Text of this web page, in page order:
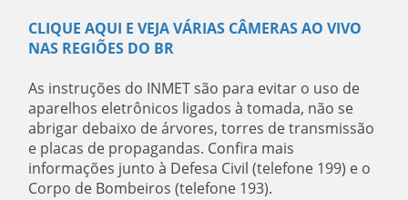
CLIQUE AQUI E VEJA VÁRIAS CÂMERAS AO VIVO
NAS REGIÕES DO BR
As instruções do INMET são para evitar o uso de
aparelhos eletrônicos ligados à tomada, não se
abrigar debaixo de árvores, torres de transmissão
e placas de propagandas. Confira mais
informações junto à Defesa Civil (telefone 199) e o
Corpo de Bombeiros (telefone 193).